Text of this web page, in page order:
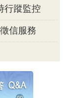
行蹤監控
信服務